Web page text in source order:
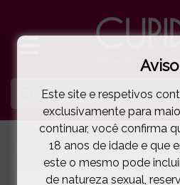
LINGERIE E ROUPA MULHER
COTTELLI LINGERIE CONJUNTO
Aviso
Este site e respetivos
exclusivamente para
continuar, você confirma
18 anos de idade e que
este o mesmo pode
de natureza sexual,